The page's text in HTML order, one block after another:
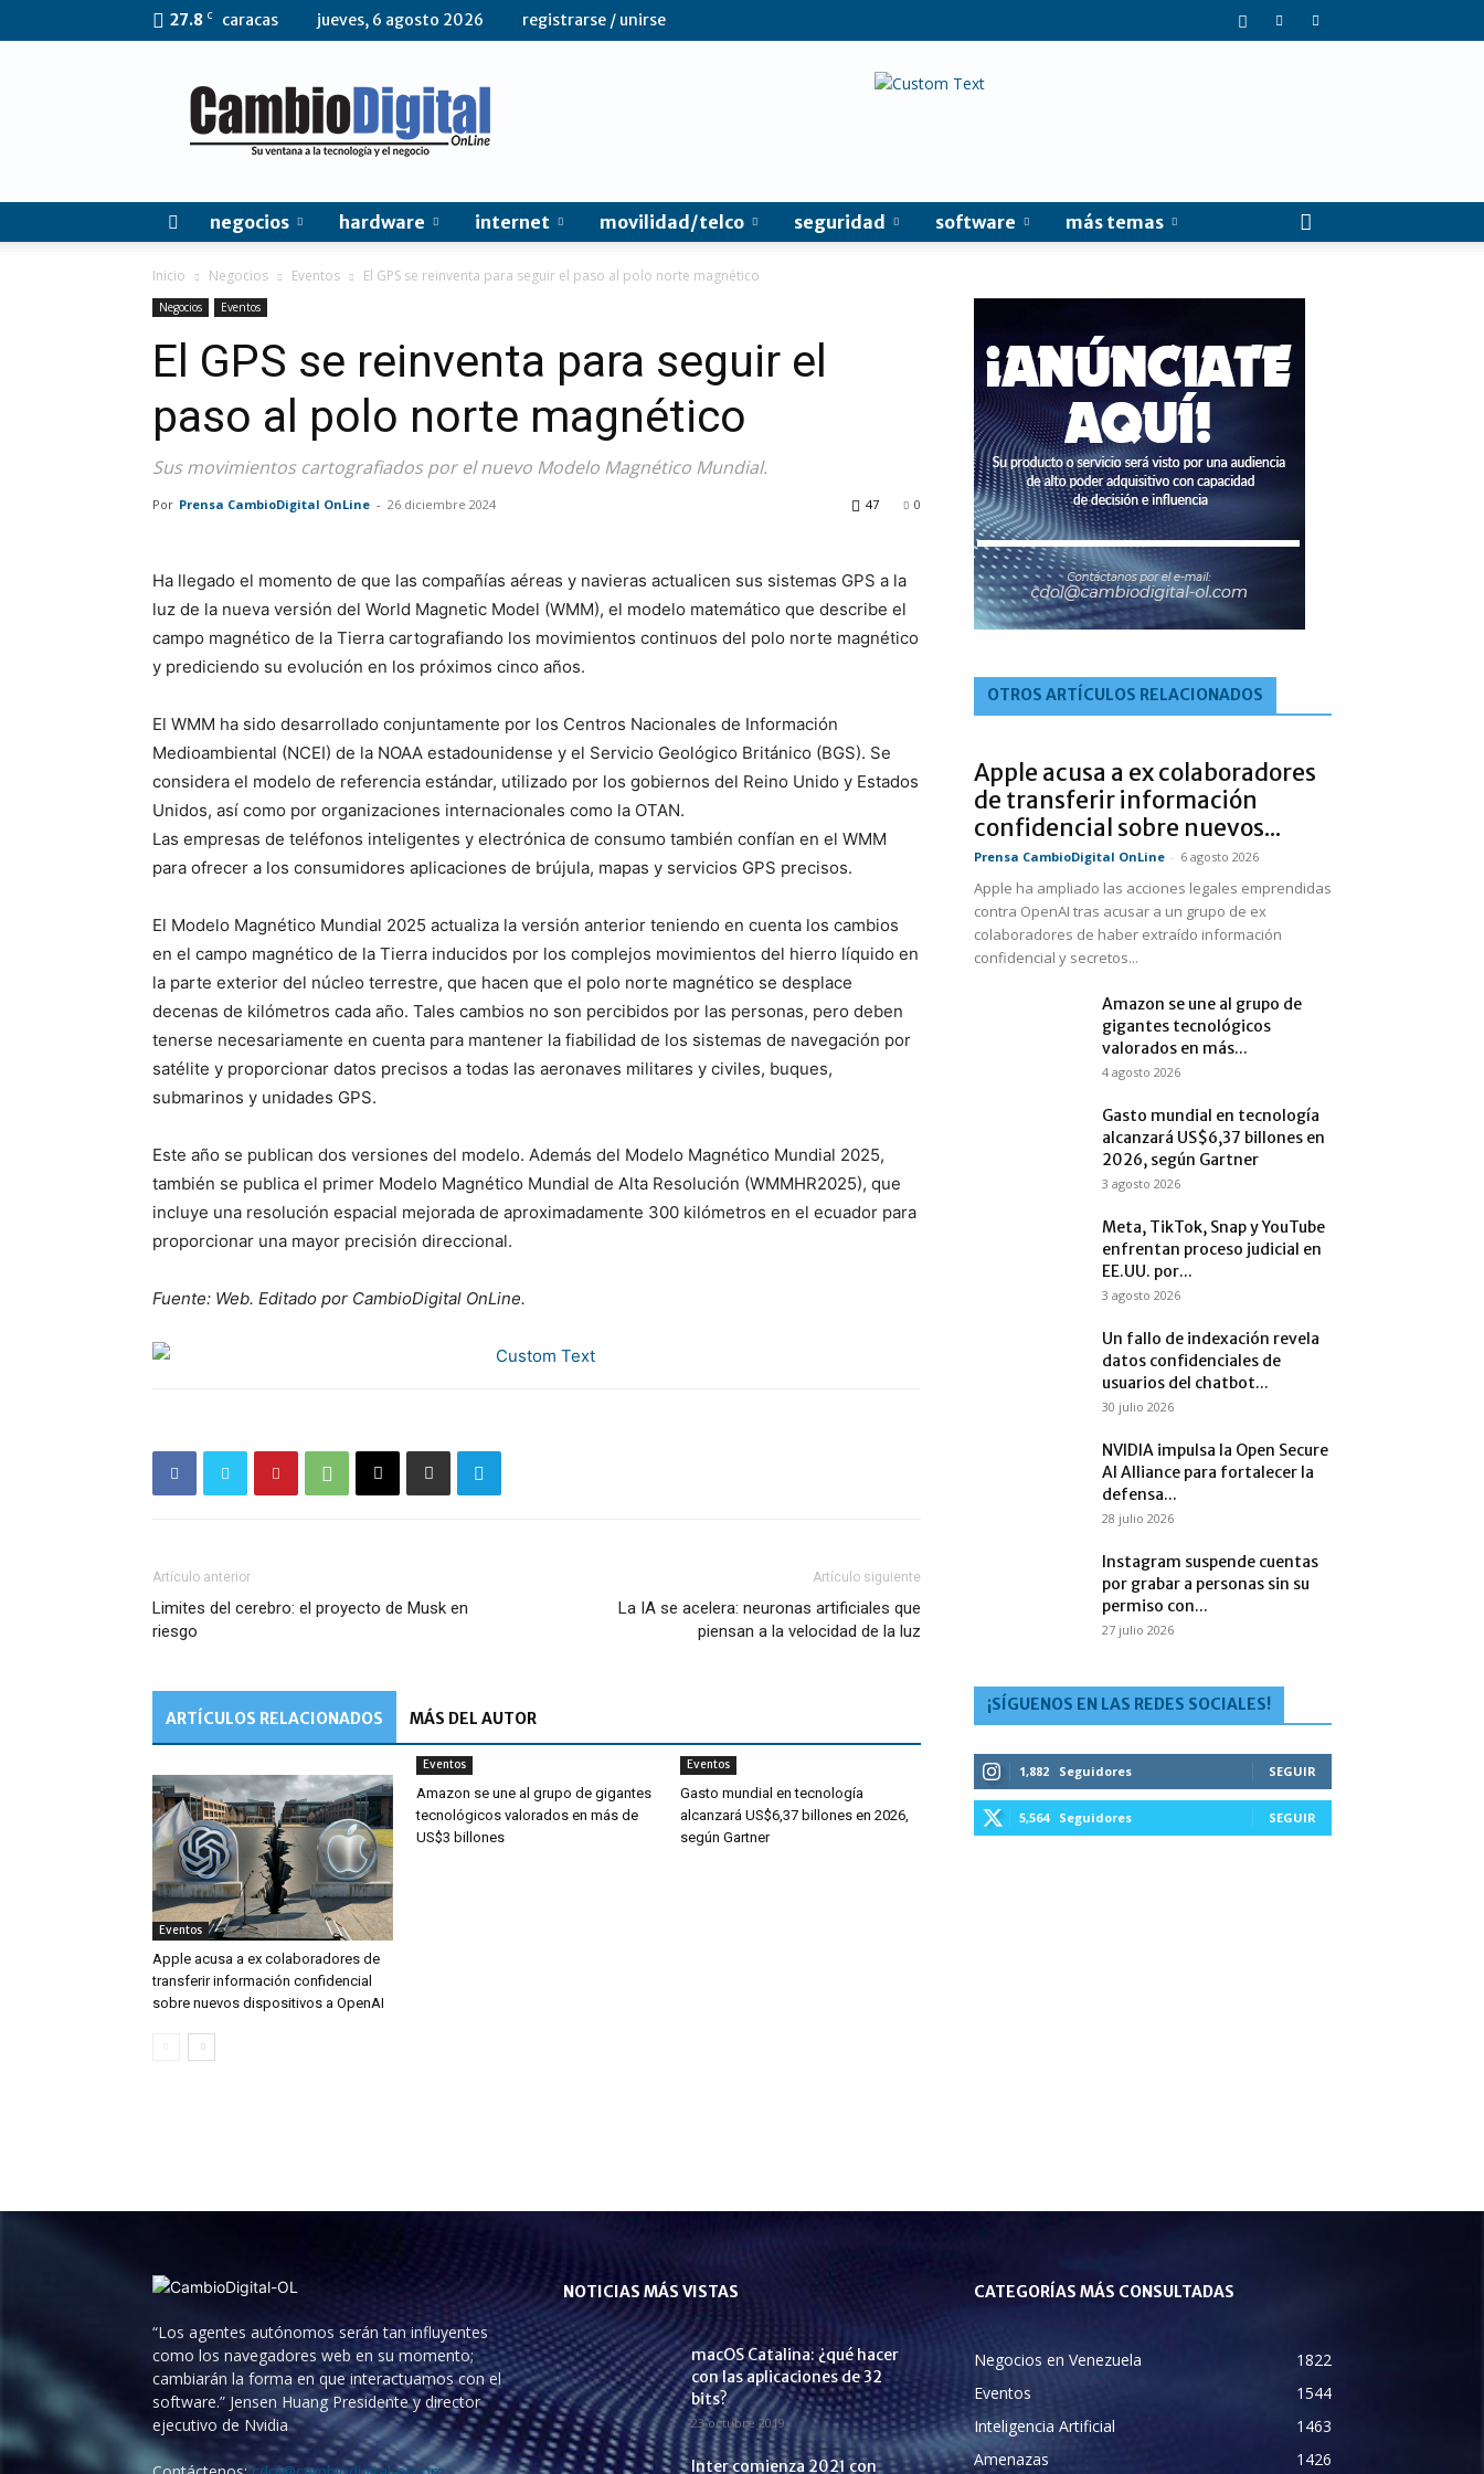
27.8 C caracas jueves, 6 agosto 2026 registrarse / unirse
CambioDigital
OnLine
negocios hardware internet movilidad/telco seguridad software más temas
Inicio Negocios Eventos El GPS se reinventa para seguir el paso al polo norte magnético
Negocios Eventos
El GPS se reinventa para seguir el
paso al polo norte magnético
Sus movimientos cartografiados por el nuevo Modelo Magnético Mundial.
Por Prensa CambioDigital OnLine - 26 diciembre 2024 0
47
Ha llegado el momento de que las compañías aéreas y navieras actualicen sus sistemas GPS a la
luz de la nueva versión del World Magnetic Model (WMM), el modelo matemático que describe el
campo magnético de la Tierra cartografiando los movimientos continuos del polo norte magnético
y prediciendo su evolución en los próximos cinco años.
El WMM ha sido desarrollado conjuntamente por los Centros Nacionales de Información
Medioambiental (NCEI) de la NOAA estadounidense y el Servicio Geológico Británico (BGS). Se
considera el modelo de referencia estándar, utilizado por los gobiernos del Reino Unido y Estados
Unidos, así como por organizaciones internacionales como la OTAN.
Las empresas de teléfonos inteligentes y electrónica de consumo también confían en el WMM
para ofrecer a los consumidores aplicaciones de brújula, mapas y servicios GPS precisos.
El Modelo Magnético Mundial 2025 actualiza la versión anterior teniendo en cuenta los cambios
en el campo magnético de la Tierra inducidos por los complejos movimientos del hierro líquido en
la parte exterior del núcleo terrestre, que hacen que el polo norte magnético se desplace
decenas de kilómetros cada año. Tales cambios no son percibidos por las personas, pero deben
tenerse necesariamente en cuenta para mantener la fiabilidad de los sistemas de navegación por
satélite y proporcionar datos precisos a todas las aeronaves militares y civiles, buques,
submarinos y unidades GPS.
Este año se publican dos versiones del modelo. Además del Modelo Magnético Mundial 2025,
también se publica el primer Modelo Magnético Mundial de Alta Resolución (WMMHR2025), que
incluye una resolución espacial mejorada de aproximadamente 300 kilómetros en el ecuador para
proporcionar una mayor precisión direccional.
Fuente: Web. Editado por CambioDigital OnLine.
Artículo anterior
Limites del cerebro: el proyecto de Musk en
riesgo
Artículo siguiente
La IA se acelera: neuronas artificiales que
piensan a la velocidad de la luz
ARTÍCULOS RELACIONADOS MÁS DEL AUTOR
Eventos
Apple acusa a ex colaboradores de
transferir información confidencial
sobre nuevos dispositivos a OpenAI
Eventos
Amazon se une al grupo de gigantes
tecnológicos valorados en más de
US$3 billones
Eventos
Gasto mundial en tecnología
alcanzará US$6,37 billones en 2026,
según Gartner
OTROS ARTÍCULOS RELACIONADOS
Apple acusa a ex colaboradores
de transferir información
confidencial sobre nuevos...
Prensa CambioDigital OnLine - 6 agosto 2026
Apple ha ampliado las acciones legales emprendidas
contra OpenAI tras acusar a un grupo de ex
colaboradores de haber extraído información
confidencial y secretos...
Amazon se une al grupo de
gigantes tecnológicos
valorados en más...
4 agosto 2026
Gasto mundial en tecnología
alcanzará US$6,37 billones en
2026, según Gartner
3 agosto 2026
Meta, TikTok, Snap y YouTube
enfrentan proceso judicial en
EE.UU. por...
3 agosto 2026
Un fallo de indexación revela
datos confidenciales de
usuarios del chatbot...
30 julio 2026
NVIDIA impulsa la Open Secure
AI Alliance para fortalecer la
defensa...
28 julio 2026
Instagram suspende cuentas
por grabar a personas sin su
permiso con...
27 julio 2026
¡SÍGUENOS EN LAS REDES SOCIALES!
1,882 Seguidores SEGUIR
5,564 Seguidores SEGUIR
“Los agentes autónomos serán tan influyentes
como los navegadores web en su momento;
cambiarán la forma en que interactuamos con el
software.” Jensen Huang Presidente y director
ejecutivo de Nvidia
NOTICIAS MÁS VISTAS
macOS Catalina: ¿qué hacer
con las aplicaciones de 32
bits?
23 octubre 2019
Inter comienza 2021 con
CATEGORÍAS MÁS CONSULTADAS
Negocios en Venezuela
1822
Eventos
1544
Inteligencia Artificial
1463
Amenazas
1426